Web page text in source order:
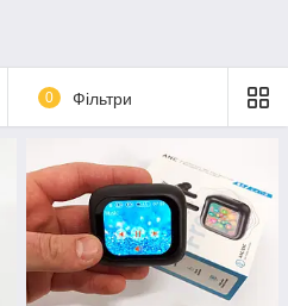
0 Фільтри